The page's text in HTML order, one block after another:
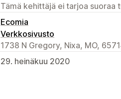
Tämä kehittäjä ei tarjoa suoraa
Ecomia
Verkkosivusto
1738 N Gregory, Nixa, MO,
29. heinäkuu 2020